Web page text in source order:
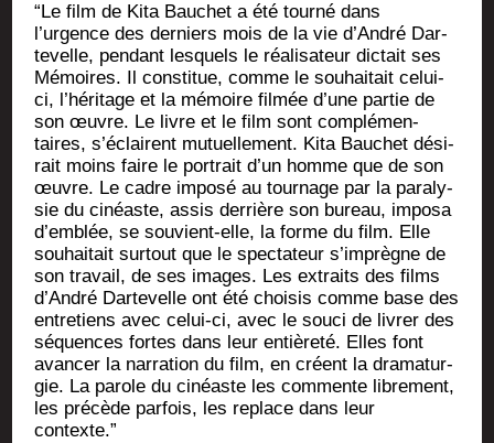
“Le film de Kita Bau­chet a été tour­né dans
l’urgence des der­niers mois de la vie d’André Dar­
te­velle, pen­dant les­quels le réa­li­sa­teur dic­tait ses
Mémoires. Il consti­tue, comme le sou­hai­tait celui-
ci, l’héritage et la mémoire fil­mée d’une par­tie de
son œuvre. Le livre et le film sont com­plé­men­
taires, s’éclairent mutuel­le­ment. Kita Bau­chet dési­
rait moins faire le por­trait d’un homme que de son
œuvre. Le cadre impo­sé au tour­nage par la para­ly­
sie du cinéaste, assis der­rière son bureau, impo­sa
d’emblée, se sou­vient-elle, la forme du film. Elle
sou­hai­tait sur­tout que le spec­ta­teur s’imprègne de
son tra­vail, de ses images. Les extraits des films
d’André Dar­te­velle ont été choi­sis comme base des
entre­tiens avec celui-ci, avec le sou­ci de livrer des
séquences fortes dans leur entiè­re­té. Elles font
avan­cer la nar­ra­tion du film, en créent la dra­ma­tur­
gie. La parole du cinéaste les com­mente libre­ment,
les pré­cède par­fois, les replace dans leur
contexte.”